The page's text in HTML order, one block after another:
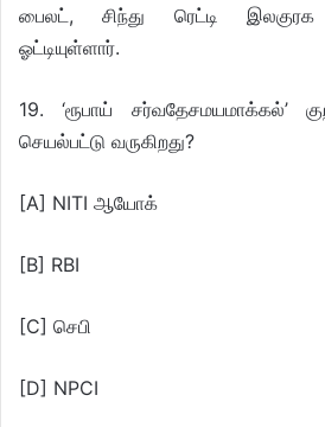
பைலட், சிந்து ரெட்டி இலகுரக
ஓட்டியுள்ளார்.
19. ‘ரூபாய் சர்வதேசமயமாக்கல்’
செயல்பட்டு வருகிறது?
[A] NITI ஆயோக்
[B] RBI
[C] செபி
[D] NPCI